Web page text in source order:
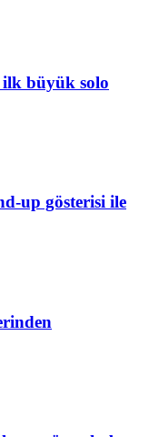
ilk büyük solo
up gösterisi ile